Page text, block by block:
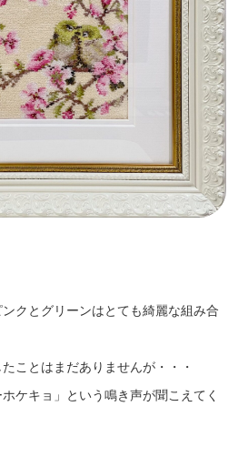
クとグリーンはとても綺麗な組み合
ことはまだありませんが・・・
ケキョ」という鳴き声が聞こえてく